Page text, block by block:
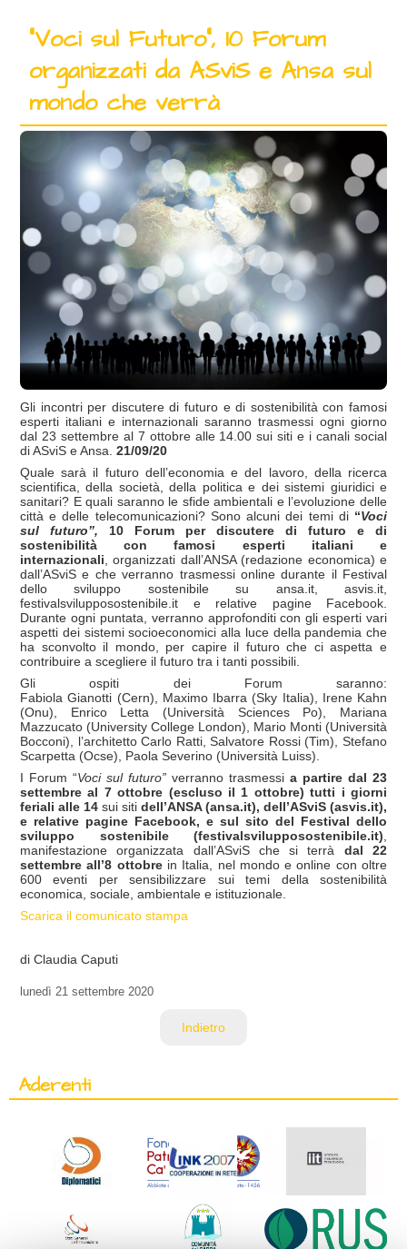
“Voci sul Futuro”, 10 Forum
organizzati da ASviS e Ansa sul
mondo che verrà
Gli incontri per discutere di futuro e di sostenibilità con famosi
esperti italiani e internazionali saranno trasmessi ogni giorno
dal 23 settembre al 7 ottobre alle 14.00 sui siti e i canali social
di ASviS e Ansa. 21/09/20
Quale sarà il futuro dell’economia e del lavoro, della ricerca
scientifica, della società, della politica e dei sistemi giuridici e
sanitari? E quali saranno le sfide ambientali e l’evoluzione delle
città e delle telecomunicazioni? Sono alcuni dei temi di “Voci
sul futuro”,
10 Forum per discutere di futuro e di
sostenibilità
con famosi esperti italiani e
internazionali , organizzati dall’ANSA (redazione economica) e
dall’ASviS e che verranno trasmessi online durante il Festival
dello sviluppo sostenibile su ansa.it, asvis.it,
festivalsvilupposostenibile.it e relative pagine Facebook.
Durante ogni puntata, verranno approfonditi con gli esperti vari
aspetti dei sistemi socioeconomici alla luce della pandemia che
ha sconvolto il mondo, per capire il futuro che ci aspetta e
contribuire a scegliere il futuro tra i tanti possibili.
Gli ospiti dei Forum saranno:
Fabiola Gianotti (Cern), Maximo Ibarra (Sky Italia), Irene Kahn
(Onu), Enrico Letta (Università Sciences Po), Mariana
Mazzucato (University College London), Mario Monti (Università
Bocconi), l’architetto Carlo Ratti, Salvatore Rossi (Tim), Stefano
Scarpetta (Ocse), Paola Severino (Università Luiss).
I Forum “Voci sul futuro” verranno trasmessi a partire dal 23
settembre al 7 ottobre (escluso il 1 ottobre) tutti i giorni
feriali alle 14 sui siti dell’ANSA (ansa.it), dell’ASviS (asvis.it),
e relative pagine Facebook, e sul sito del Festival dello
sviluppo sostenibile (festivalsvilupposostenibile.it)
manifestazione organizzata dall’ASviS che si terrà dal 22
settembre all’8 ottobrein Italia, nel mondo e online con oltre
600 eventi per sensibilizzare sui temi della sostenibilità
economica, sociale, ambientale e istituzionale.
Scarica il comunicato stampa
di Claudia Caputi
lunedì 21 settembre 2020
Indietro
Aderenti